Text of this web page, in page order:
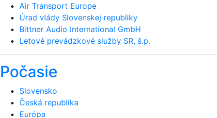
Air Transport Europe
Úrad vlády Slovenskej republiky
Bittner Audio International GmbH
Letové prevádzkové služby SR, š.p.
Počasie
Slovensko
Česká republika
Európa